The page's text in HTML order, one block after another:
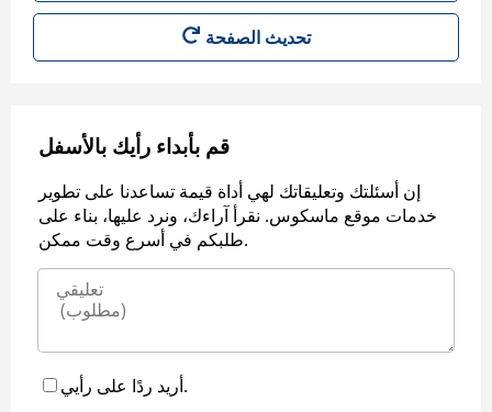
تحديث الصفحة
قم بأبداء رأيك بالأسفل
إن أسئلتك وتعليقاتك لهي أداة قيمة تساعدنا على تطوير
خدمات موقع ماسكوس. نقرأ آراءك، ونرد عليها، بناء على
طلبكم في أسرع وقت ممكن.
أريد ردًا على رأيي.